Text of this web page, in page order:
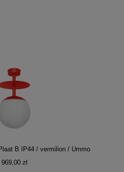
B IP44 / vermilion / Ummo
969,00 zł